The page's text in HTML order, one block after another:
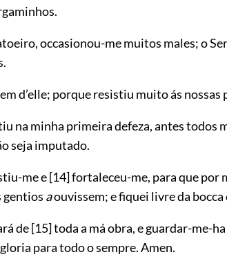
occasionou-me muitos males; o
d’elle; porque resistiu muito ás nossas
na minha primeira defeza, antes todos
seja imputado.
me e[14]fortaleceu-me, para que por
gentios aouvissem; e fiquei livre da bocca
de[15]toda a má obra, e guardar-me-
para todo o sempre. Amen.